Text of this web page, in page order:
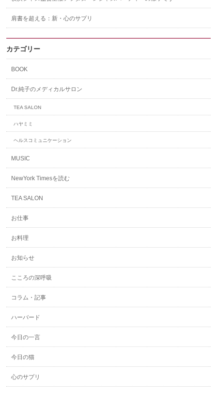
肩書を超える：新・心のサプリ
カテゴリー
BOOK
Dr.純子のメディカルサロン
TEA SALON
ハヤミミ
ヘルスコミュニケーション
MUSIC
NewYork Timesを読む
TEA SALON
お仕事
お料理
お知らせ
こころの深呼吸
コラム・記事
ハーバード
今日の一言
今日の猫
心のサプリ